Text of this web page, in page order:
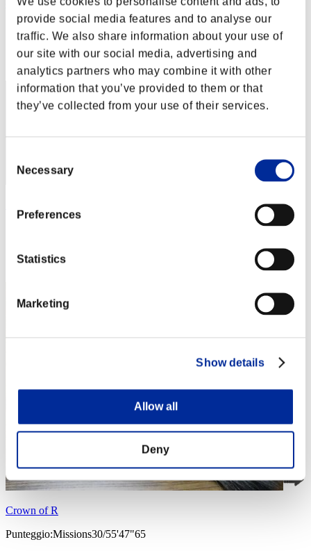
provide social media features and to analyse our
traffic. We also share information about your use of
our site with our social media, advertising and
analytics partners who may combine it with other
information that you’ve provided to them or that
they’ve collected from your use of their services.
Selection
Necessary
Preferences
Statistics
Marketing
Show details
Allow all
Deny
diablo261986
Punteggio:Missions30/42'16"39
Posizione
Posizione
3
Crown of R
Punteggio:Missions30/55'47"65